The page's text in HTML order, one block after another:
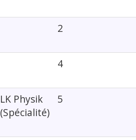
2
4
LK Physik
(Spécialité)
5